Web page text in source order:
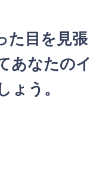
目を見張
あなたのイ
う。